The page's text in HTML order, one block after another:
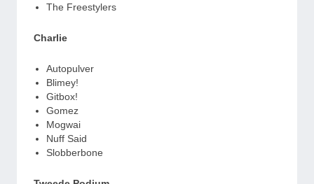
The Freestylers
Charlie
Autopulver
Blimey!
Gitbox!
Gomez
Mogwai
Nuff Said
Slobberbone